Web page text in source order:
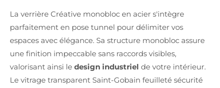
La verrière Créative monobloc en acier s'intègre
parfaitement en pose tunnel pour délimiter vos
espaces avec élégance. Sa structure monobloc assure
une finition impeccable sans raccords visibles,
valorisant ainsi le design industriel de votre intérieur.
Le vitrage transparent Saint-Gobain feuilleté sécurité